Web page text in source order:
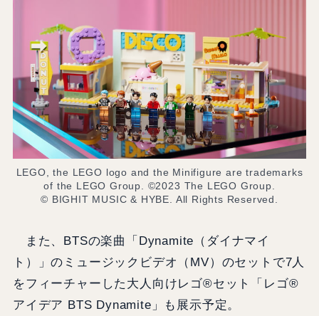
LEGO, the LEGO logo and the Minifigure are trademarks
of the LEGO Group. ©2023 The LEGO Group.
© BIGHIT MUSIC & HYBE. All Rights Reserved.
また、BTSの楽曲「Dynamite（ダイナマイ
ト）」のミュージックビデオ（MV）のセットで7人
をフィーチャーした大人向けレゴ®セット「レゴ®
アイデア BTS Dynamite」も展示予定。